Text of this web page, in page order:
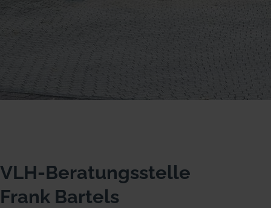
VLH-Beratungsstelle
Frank Bartels